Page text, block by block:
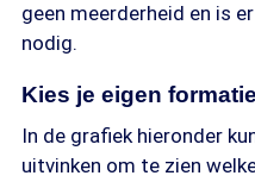
geen meerderheid en is
nodig.
Kies je eigen formatie
In de grafiek hieronder
uitvinken om te zien